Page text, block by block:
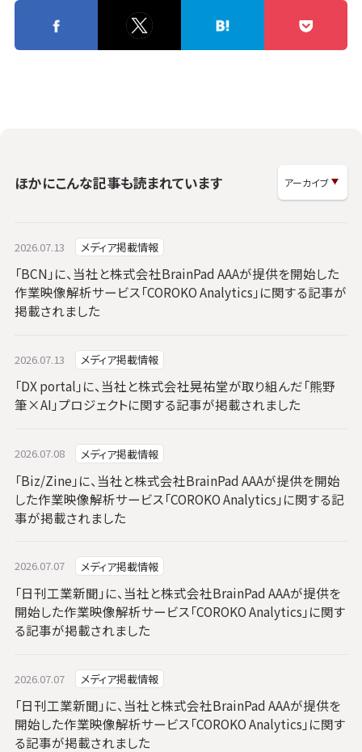
ほかにこんな記事も読まれています
2026.07.13 メディア掲載情報
「BCN」に、当社と株式会社BrainPad AAAが提供を開始した
作業映像解析サービス「COROKO Analytics」に関する記事が
掲載されました
2026.07.13 メディア掲載情報
「DX portal」に、当社と株式会社晃祐堂が取り組んだ「熊野
筆×AI」プロジェクトに関する記事が掲載されました
2026.07.08 メディア掲載情報
「Biz/Zine」に、当社と株式会社BrainPad AAAが提供を開始
した作業映像解析サービス「COROKO Analytics」に関する記
事が掲載されました
2026.07.07 メディア掲載情報
「日刊工業新聞」に、当社と株式会社BrainPad AAAが提供を
開始した作業映像解析サービス「COROKO Analytics」に関す
る記事が掲載されました
2026.07.07 メディア掲載情報
「日刊工業新聞」に、当社と株式会社BrainPad AAAが提供を
開始した作業映像解析サービス「COROKO Analytics」に関す
る記事が掲載されました